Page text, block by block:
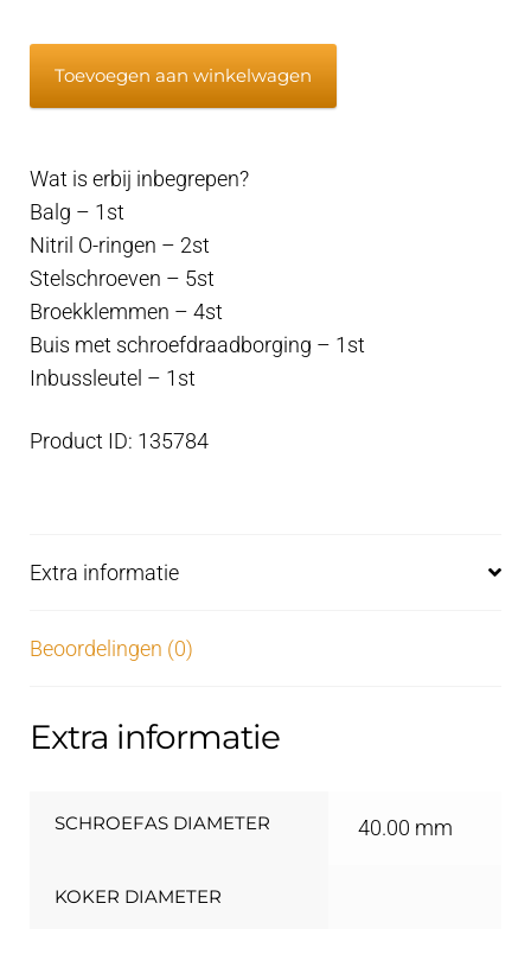
onderhoudssetKit
76
aantal
Toevoegen aan winkelwagen
Wat is erbij inbegrepen?
Balg – 1st
Nitril O-ringen – 2st
Stelschroeven – 5st
Broekklemmen – 4st
Buis met schroefdraadborging – 1st
Inbussleutel – 1st
Product ID: 135784
Extra informatie
Beoordelingen (0)
Extra informatie
SCHROEFAS DIAMETER 40.00 mm
KOKER DIAMETER